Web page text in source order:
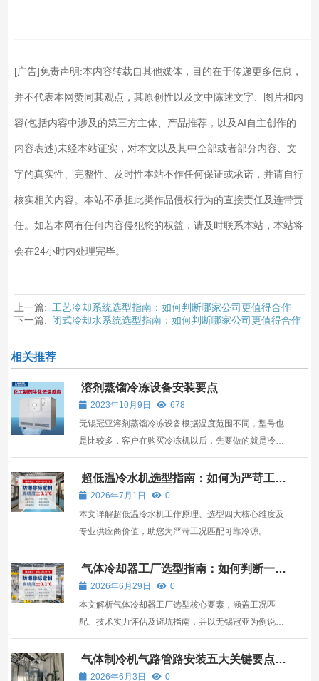
[广告]免责声明:本内容转载自其他媒体，目的在于传递更多信息，
并不代表本网赞同其观点，其原创性以及文中陈述文字、图片和内
容(包括内容中涉及的第三方主体、产品推荐，以及AI自主创作的
内容表述)未经本站证实，对本文以及其中全部或者部分内容、文
字的真实性、完整性、及时性本站不作任何保证或承诺，并请自行
核实相关内容。本站不承担此类作品侵权行为的直接责任及连带责
任。如若本网有任何内容侵犯您的权益，请及时联系本站，本站将
会在24小时内处理完毕。
上一篇: 工艺冷却系统选型指南：如何判断哪家公司更值得合作
下一篇: 闭式冷却水系统选型指南：如何判断哪家公司更值得合作
相关推荐
溶剂蒸馏冷冻设备安装要点
2023年10月9日
678
无锡冠亚溶剂蒸馏冷冻设备根据温度范围不同，型号也
是比较多，客户在购买冷冻机以后，先要做的就是冷冻
机安装，那么安装需要注意哪一方面呢？ 溶剂蒸馏冷冻
设备的冷凝器是翅片式，机组顶部就安装有散热风机，
因此它是一体式冷冻机，直接通过风机来散热以达到换
热效...
超低温冷水机选型指南：如何为严苛工况
匹配可靠冷源
2026年7月1日
0
本文详解超低温冷水机工作原理、选型四大核心维度及
专业供应商价值，助您为严苛工况匹配可靠冷源。
气体冷却器工厂选型指南：如何判断一家
制造商是否靠谱？
2026年6月29日
0
本文解析气体冷却器工厂选型核心要素，涵盖工况匹
配、技术实力评估及避坑指南，并以无锡冠亚为例说明
高适配性解决方案。
气体制冷机气路管路安装五大关键要点解
析2026年6月3日 0